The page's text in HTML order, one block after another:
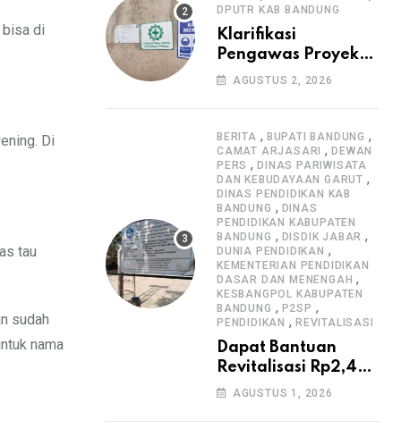
bisa di
Di
tau
sudah
nama
DPUTR KAB BANDUNG
Klarifikasi
Pengawas Proyek
Citiis Terkait
Pengawasan K3
AGUSTUS 2, 2026
BERITA , BUPATI BANDUNG ,
CAMAT ARJASARI ,DEWAN
PERS ,DINAS PARIWISATA
DAN KEBUDAYAAN GARUT ,
DINAS PENDIDIKAN KAB
BANDUNG , DINAS
PENDIDIKAN KABUPATEN
BANDUNG , DISDIK JABAR ,
DUNIA PENDIDIKAN ,
KEMENTERIAN PENDIDIKAN
DASAR DAN MENENGAH ,
KESBANGPOL KABUPATEN
BANDUNG , P2SP ,
PENDIDIKAN , REVITALISASI
Dapat Bantuan
Revitalisasi Rp2,4
Miliar, SMPN 1
Masyarakat Sambut
AGUSTUS 1, 2026